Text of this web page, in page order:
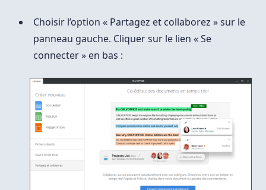
Choisir l’option « Partagez et collaborez » sur le
panneau gauche. Cliquer sur le lien « Se
connecter » en bas :